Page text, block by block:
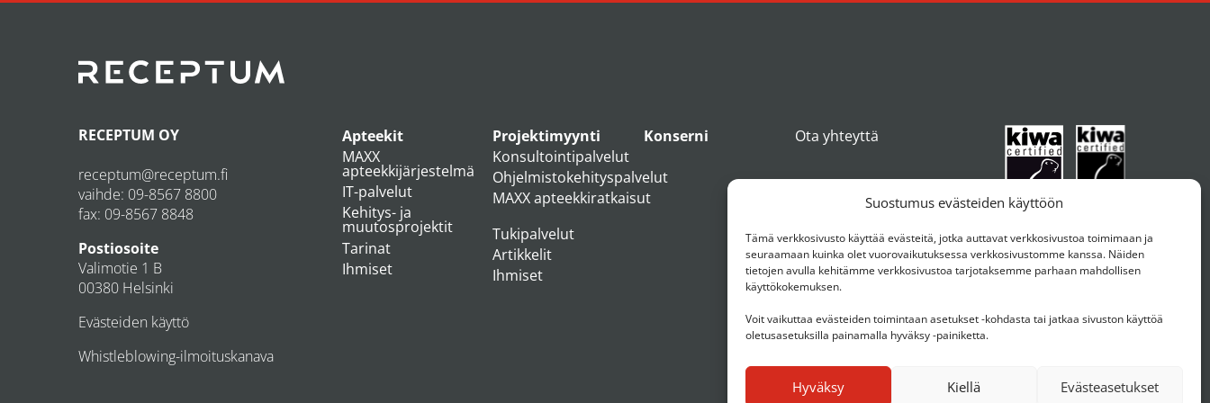
Suostumus evästeiden käyttöön
Tämä verkkosivusto käyttää evästeitä, jotka auttavat verkkosivustoa toimimaan ja
seuraamaan kuinka olet vuorovaikutuksessa verkkosivustomme kanssa. Näiden
tietojen avulla kehitämme verkkosivustoa tarjotaksemme parhaan mahdollisen
käyttökokemuksen.
Voit vaikuttaa evästeiden toimintaan asetukset -kohdasta tai jatkaa sivuston käyttöä
oletusasetuksilla painamalla hyväksy -painiketta.
Hyväksy Kiellä Evästeasetukset
RECEPTUM OY
receptum@receptum.fi
vaihde: 09-8567 8800
fax: 09-8567 8848
Postiosoite
Valimotie 1 B
00380 Helsinki
Evästeiden käyttö
Whistleblowing-ilmoituskanava
Apteekit
MAXX
apteekkijärjestelmä
IT-palvelut
Kehitys- ja
muutosprojektit
Tarinat
Ihmiset
Projektimyynti
Konsultointipalvelut
Ohjelmistokehityspalvelut
MAXX apteekkiratkaisut
Tukipalvelut
Artikkelit
Ihmiset
Konserni Ota yhteyttä